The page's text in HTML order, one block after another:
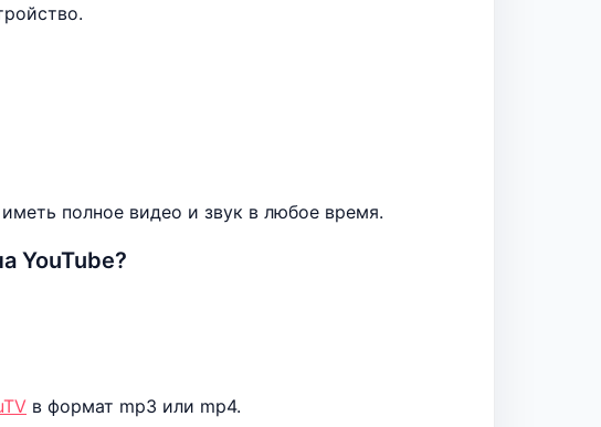
полное видео и звук в любое время.
YouTube?
в формат mp3 или mp4.